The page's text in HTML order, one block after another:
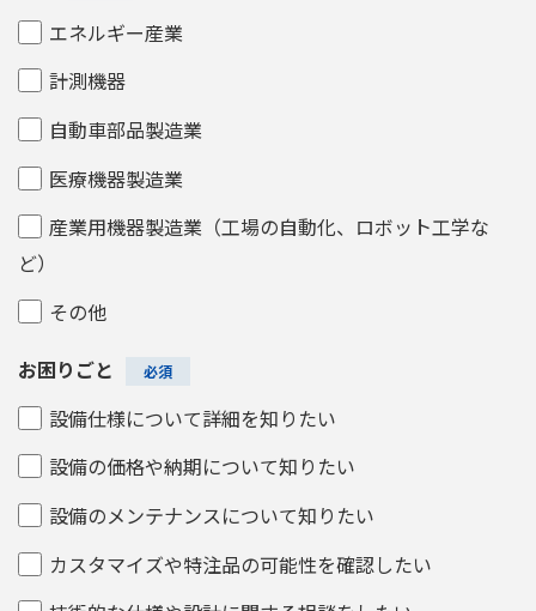
エネルギー産業
計測機器
自動車部品製造業
医療機器製造業
産業用機器製造業（工場の自動化、ロボット工学な
ど）
その他
お困りごと
設備仕様について詳細を知りたい
設備の価格や納期について知りたい
設備のメンテナンスについて知りたい
カスタマイズや特注品の可能性を確認したい